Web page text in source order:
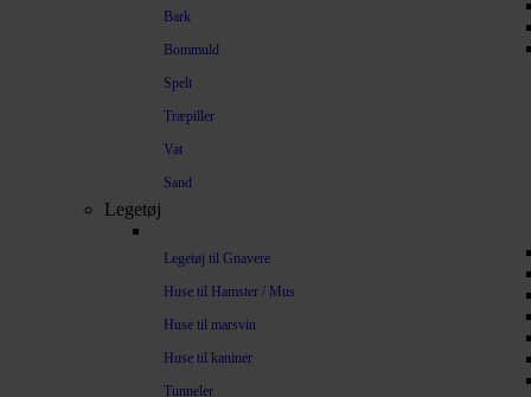
Bark
Bommuld
Spelt
Træpiller
Vat
Sand
Legetøj
Legetøj til Gnavere
Huse til Hamster / Mus
Huse til marsvin
Huse til kaniner
Tunneler